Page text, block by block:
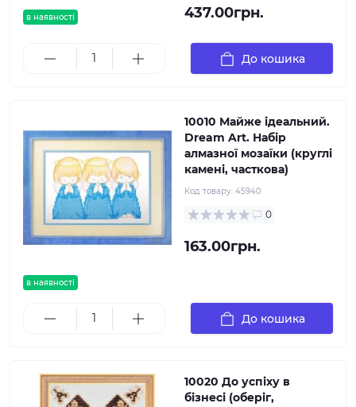
в наявності 437.00грн.
До кошика
в наявності
10010 Майже ідеальний.
Dream Art. Набір
алмазної мозаїки (круглі
камені, часткова)
Код товару: 45940
0
163.00грн.
До кошика
10020 До успіху в
бізнесі (оберіг,